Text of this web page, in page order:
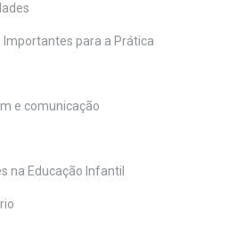
para a Prática
e comunicação
na Educação Infantil